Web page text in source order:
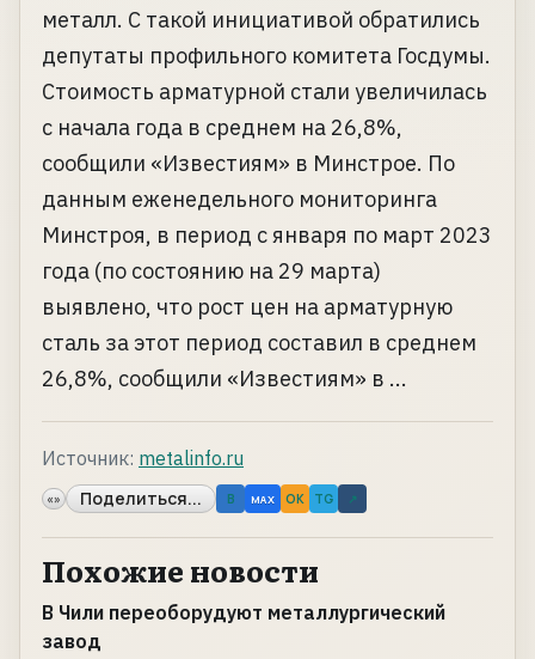
металл. С такой инициативой обратились
депутаты профильного комитета Госдумы.
Стоимость арматурной стали увеличилась
с начала года в среднем на 26,8%,
сообщили «Известиям» в Минстрое. По
данным еженедельного мониторинга
Минстроя, в период с января по март 2023
года (по состоянию на 29 марта)
выявлено, что рост цен на арматурную
сталь за этот период составил в среднем
26,8%, сообщили «Известиям» в ...
Источник: metalinfo.ru
«» Поделиться... B MAX OK TG ↗
Похожие новости
В Чили переоборудуют металлургический
завод